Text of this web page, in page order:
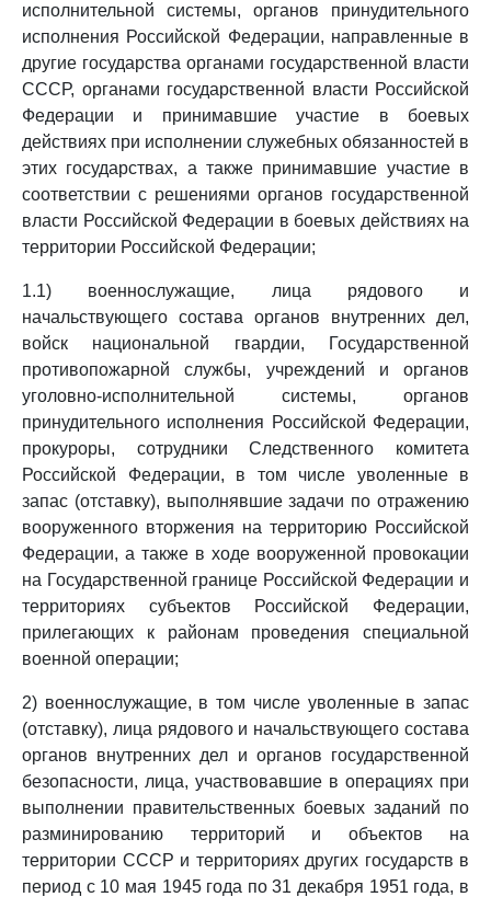
исполнительной системы, органов принудительного
исполнения Российской Федерации, направленные в
другие государства органами государственной власти
СССР, органами государственной власти Российской
Федерации и принимавшие участие в боевых
действиях при исполнении служебных обязанностей в
этих государствах, а также принимавшие участие в
соответствии с решениями органов государственной
власти Российской Федерации в боевых действиях на
территории Российской Федерации;
1.1) военнослужащие, лица рядового и
начальствующего состава органов внутренних дел,
войск национальной гвардии, Государственной
противопожарной службы, учреждений и органов
уголовно-исполнительной системы, органов
принудительного исполнения Российской Федерации,
прокуроры, сотрудники Следственного комитета
Российской Федерации, в том числе уволенные в
запас (отставку), выполнявшие задачи по отражению
вооруженного вторжения на территорию Российской
Федерации, а также в ходе вооруженной провокации
на Государственной границе Российской Федерации и
территориях субъектов Российской Федерации,
прилегающих к районам проведения специальной
военной операции;
2) военнослужащие, в том числе уволенные в запас
(отставку), лица рядового и начальствующего состава
органов внутренних дел и органов государственной
безопасности, лица, участвовавшие в операциях при
выполнении правительственных боевых заданий по
разминированию территорий и объектов на
территории СССР и территориях других государств в
период с 10 мая 1945 года по 31 декабря 1951 года, в